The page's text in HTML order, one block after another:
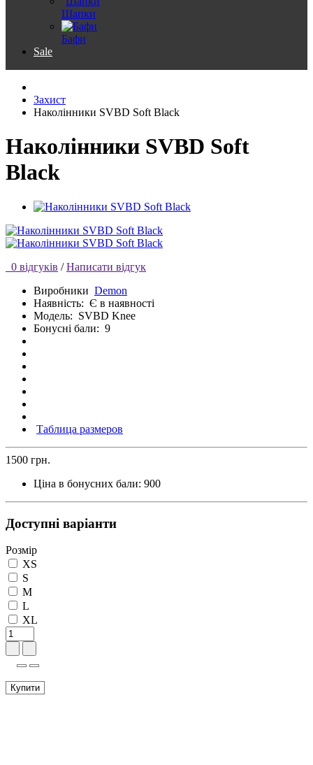
Шапки
Бафи
Sale
Захист
Наколінники SVBD Soft Black
Наколінники SVBD Soft
Black
0 відгуків / Написати відгук
Виробники Demon
Наявність: Є в наявності
Модель: SVBD Knee
Бонусні бали: 9
Таблица размеров
1500 грн.
Ціна в бонусних бали: 900
Доступні варіанти
Розмір
XS
S
M
L
XL
Купити